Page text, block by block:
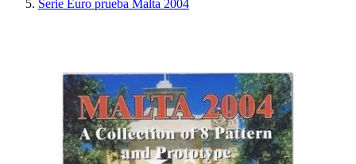
Serie Euro prueba Malta 2004